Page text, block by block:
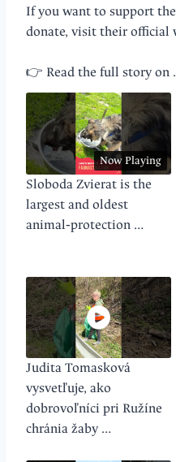
If you want to support
donate, visit their official
👉 Read the full story on
Now Playing
Sloboda Zvierat is the
largest and oldest
animal‑protection …
Judita Tomasková
vysvetľuje, ako
dobrovoľníci pri Ružíne
chránia žaby …